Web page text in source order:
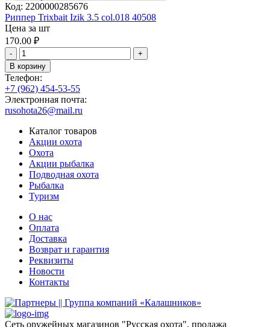
Код: 2200000285676
Риппер Trixbait Izik 3.5 col.018 40508
Цена за шт
170.00 ₽
-
+
В корзину
Телефон:
+7 (962) 454-53-55
Электронная почта:
rusohota26@mail.ru
Каталог товаров
Акции охота
Охота
Акции рыбалка
Подводная охота
Рыбалка
Туризм
О нас
Оплата
Доставка
Возврат и гарантия
Реквизиты
Новости
Контакты
Сеть оружейных магазинов "Русская охота", продажа